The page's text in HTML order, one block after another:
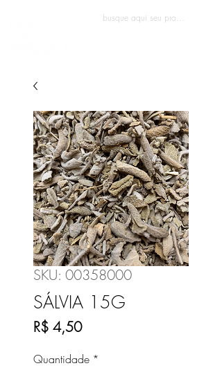
SKU: 00358000
SÁLVIA 15G
R$ 4,50Preço
Quantidade *